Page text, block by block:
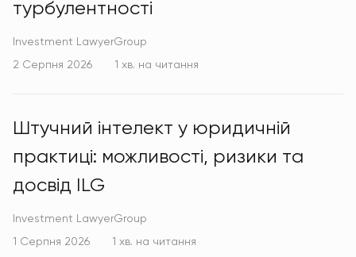
турбулентності
Investment LawyerGroup
2 Серпня 2026
1 хв. на читання
Штучний інтелект у юридичній
практиці: можливості, ризики та
досвід ILG
Investment LawyerGroup
1 Серпня 2026
1 хв. на читання